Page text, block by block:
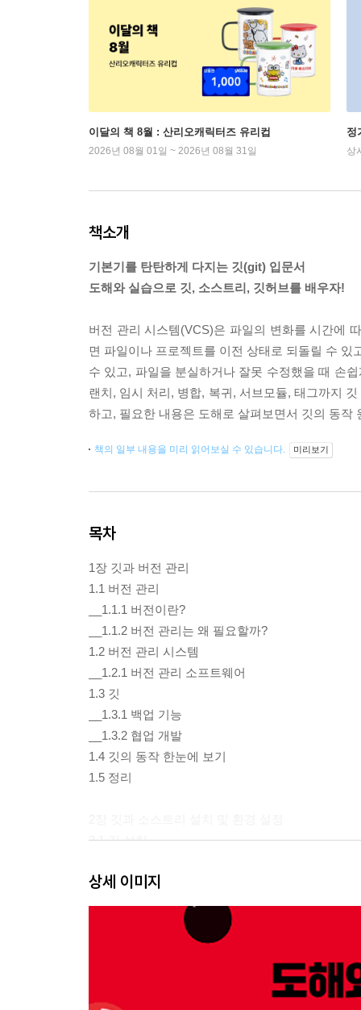
이달의 책 8월 : 산리오캐릭터즈 유리컵
2026년 08월 01일 ~ 2026년 08월 31일
정
상
책소개
기본기를 탄탄하게 다지는 깃(git) 입문서
도해와 실습으로 깃, 소스트리, 깃허브를 배우자!
버전 관리 시스템(VCS)은 파일의 변화를 시간에
면 파일이나 프로젝트를 이전 상태로 되돌릴 수
수 있고, 파일을 분실하거나 잘못 수정했을 때 손
랜치, 임시 처리, 병합, 복귀, 서브모듈, 태그까지
하고, 필요한 내용은 도해로 살펴보면서 깃의 동
책의 일부 내용을 미리 읽어보실 수 있습니다. 미리보기
목차
1장 깃과 버전 관리
1.1 버전 관리
__1.1.1 버전이란?
__1.1.2 버전 관리는 왜 필요할까?
1.2 버전 관리 시스템
__1.2.1 버전 관리 소프트웨어
1.3 깃
__1.3.1 백업 기능
__1.3.2 협업 개발
1.4 깃의 동작 한눈에 보기
1.5 정리
2.1 깃 설치
__2.1.2 리눅스에서 설치
__2.1.3 macOS에서 설치
__2.2.1 설치 파일 내려받기
상세 이미지